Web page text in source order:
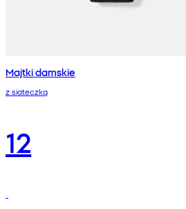
Majtki damskie
z siateczką
12